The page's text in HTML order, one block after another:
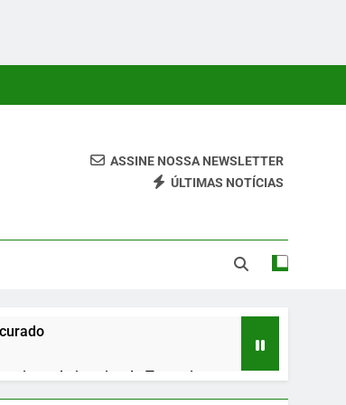
ASSINE NOSSA NEWSLETTER
ÚLTIMAS NOTÍCIAS
pelo interior do Tocantins